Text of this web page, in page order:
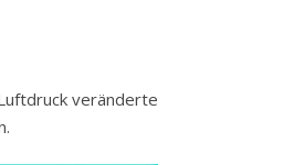
veränderte